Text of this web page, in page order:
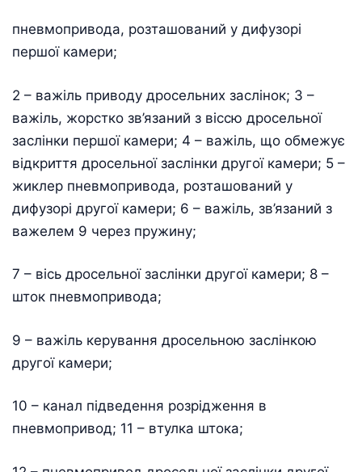
пневмопривода, розташований у дифузорі
першої камери;
2 – важіль приводу дросельних заслінок; 3 –
важіль, жорстко зв’язаний з віссю дросельної
заслінки першої камери; 4 – важіль, що обмежує
відкриття дросельної заслінки другої камери; 5 –
жиклер пневмопривода, розташований у
дифузорі другої камери; 6 – важіль, зв’язаний з
важелем 9 через пружину;
7 – вісь дросельної заслінки другої камери; 8 –
шток пневмопривода;
9 – важіль керування дросельною заслінкою
другої камери;
10 – канал підведення розрідження в
пневмопривод; 11 – втулка штока;